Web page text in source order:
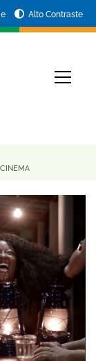
Alto Contraste